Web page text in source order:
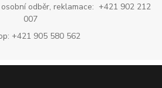
odběr, reklamace: +421 902 212
007
+421 905 580 562